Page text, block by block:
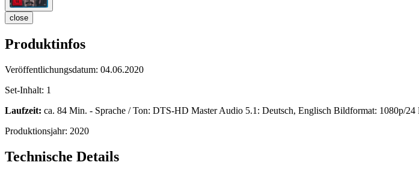
close
Produktinfos
Veröffentlichungsdatum: 04.06.2020
Set-Inhalt: 1
Laufzeit: ca. 84 Min. - Sprache / Ton: DTS-HD Master Audio 5.1: Deutsch, Englisch Bildformat: 1080p/
Produktionsjahr: 2020
Technische Details